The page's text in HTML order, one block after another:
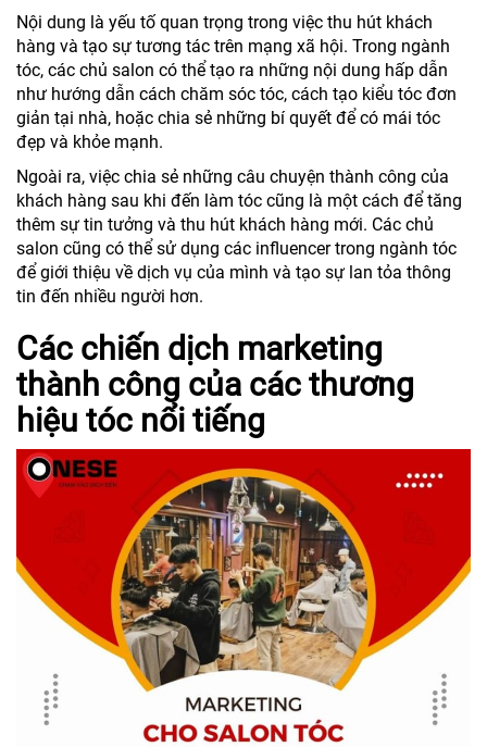
Nội dung là yếu tố quan trọng trong việc thu hút khách
hàng và tạo sự tương tác trên mạng xã hội. Trong ngành
tóc, các chủ salon có thể tạo ra những nội dung hấp dẫn
như hướng dẫn cách chăm sóc tóc, cách tạo kiểu tóc đơn
giản tại nhà, hoặc chia sẻ những bí quyết để có mái tóc
đẹp và khỏe mạnh.
Ngoài ra, việc chia sẻ những câu chuyện thành công của
khách hàng sau khi đến làm tóc cũng là một cách để tăng
thêm sự tin tưởng và thu hút khách hàng mới. Các chủ
salon cũng có thể sử dụng các influencer trong ngành tóc
để giới thiệu về dịch vụ của mình và tạo sự lan tỏa thông
tin đến nhiều người hơn.
Các chiến dịch marketing
thành công của các thương
hiệu tóc nổi tiếng